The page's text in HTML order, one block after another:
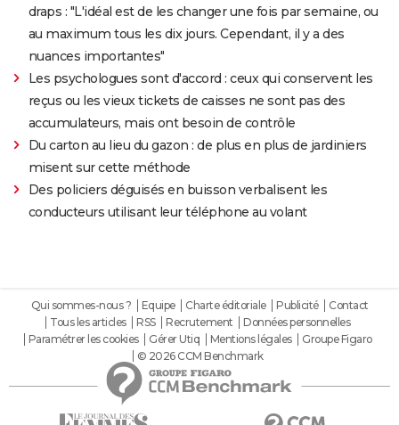
draps : "L'idéal est de les changer une fois par semaine, ou
au maximum tous les dix jours. Cependant, il y a des
nuances importantes"
Les psychologues sont d'accord : ceux qui conservent les
reçus ou les vieux tickets de caisses ne sont pas des
accumulateurs, mais ont besoin de contrôle
Du carton au lieu du gazon : de plus en plus de jardiniers
misent sur cette méthode
Des policiers déguisés en buisson verbalisent les
conducteurs utilisant leur téléphone au volant
Qui sommes-nous ? Equipe Charte éditoriale Publicité
Contact
Tous les articles
RSS Recrutement
Données personnelles
Paramétrer les cookies
Gérer Utiq Mentions légales
Groupe Figaro
© 2026 CCM Benchmark